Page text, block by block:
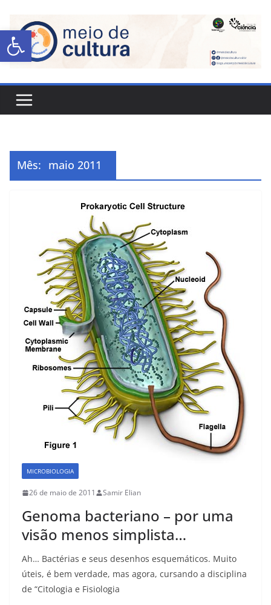
Abrir a barra de ferramentas
Mês: maio 2011
MICROBIOLOGIA
26 de maio de 2011 Samir Elian
Genoma bacteriano – por uma
visão menos simplista…
Ah… Bactérias e seus desenhos esquemáticos. Muito
úteis, é bem verdade, mas agora, cursando a disciplina
de “Citologia e Fisiologia